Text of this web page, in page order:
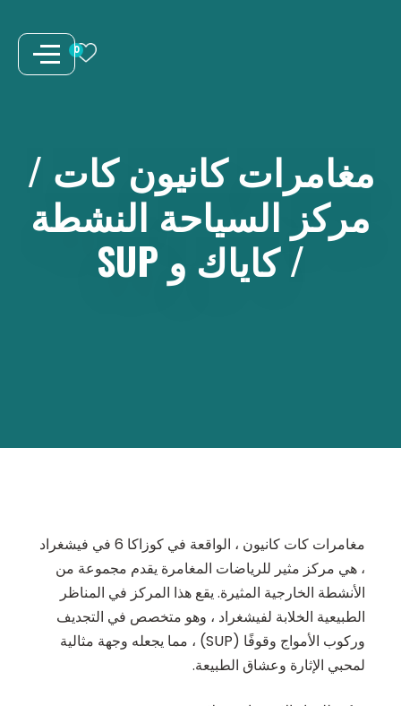
0
مغامرات كانيون كات /
مركز السياحة النشطة
/كاياك و SUP
مغامرات كات كانيون ، الواقعة في كوزاكا 6 في فيشغراد
، هي مركز مثير للرياضات المغامرة يقدم مجموعة من
الأنشطة الخارجية المثيرة. يقع هذا المركز في المناظر
الطبيعية الخلابة لفيشغراد ، وهو متخصص في التجديف
وركوب الأمواج وقوفًا (SUP) ، مما يجعله وجهة مثالية
لمحبي الإثارة وعشاق الطبيعة.